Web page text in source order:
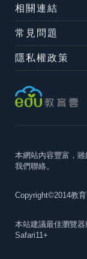
相關連結
常見問題
隱私權政策
本網站內容豐富，
我們聯絡。
Copyright©2014教
本站建議最佳瀏覽器
Safari11+